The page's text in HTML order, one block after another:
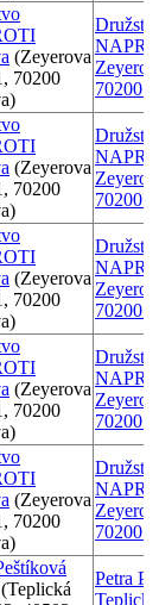
(Zeyerova
70200
70200
(Zeyerova
70200
70200
(Zeyerova
70200
70200
(Zeyerova
70200
70200
(Zeyerova
70200
70200
(Teplická
Petra